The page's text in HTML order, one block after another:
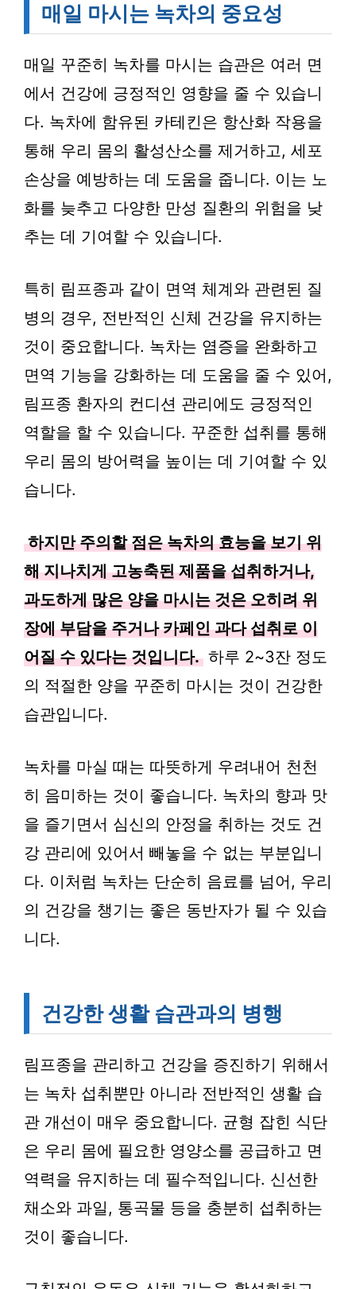
매일 마시는 녹차의 중요성
매일 꾸준히 녹차를 마시는 습관은 여러 면
에서 건강에 긍정적인 영향을 줄 수 있습니
다. 녹차에 함유된 카테킨은 항산화 작용을
통해 우리 몸의 활성산소를 제거하고, 세포
손상을 예방하는 데 도움을 줍니다. 이는 노
화를 늦추고 다양한 만성 질환의 위험을 낮
추는 데 기여할 수 있습니다.
특히 림프종과 같이 면역 체계와 관련된 질
병의 경우, 전반적인 신체 건강을 유지하는
것이 중요합니다. 녹차는 염증을 완화하고
면역 기능을 강화하는 데 도움을 줄 수 있어,
림프종 환자의 컨디션 관리에도 긍정적인
역할을 할 수 있습니다. 꾸준한 섭취를 통해
우리 몸의 방어력을 높이는 데 기여할 수 있
습니다.
하지만 주의할 점은 녹차의 효능을 보기 위
해 지나치게 고농축된 제품을 섭취하거나,
과도하게 많은 양을 마시는 것은 오히려 위
장에 부담을 주거나 카페인 과다 섭취로 이
어질 수 있다는 것입니다. 하루 2~3잔 정도
의 적절한 양을 꾸준히 마시는 것이 건강한
습관입니다.
녹차를 마실 때는 따뜻하게 우려내어 천천
히 음미하는 것이 좋습니다. 녹차의 향과 맛
을 즐기면서 심신의 안정을 취하는 것도 건
강 관리에 있어서 빼놓을 수 없는 부분입니
다. 이처럼 녹차는 단순히 음료를 넘어, 우리
의 건강을 챙기는 좋은 동반자가 될 수 있습
니다.
건강한 생활 습관과의 병행
림프종을 관리하고 건강을 증진하기 위해서
는 녹차 섭취뿐만 아니라 전반적인 생활 습
관 개선이 매우 중요합니다. 균형 잡힌 식단
은 우리 몸에 필요한 영양소를 공급하고 면
역력을 유지하는 데 필수적입니다. 신선한
채소와 과일, 통곡물 등을 충분히 섭취하는
것이 좋습니다.